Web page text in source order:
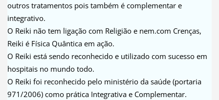
outros tratamentos pois também é complementar e
integrativo.
O Reiki não tem ligação com Religião e nem.com Crenças,
Reiki é Física Quântica em ação.
O Reiki está sendo reconhecido e utilizado com sucesso em
hospitais no mundo todo.
O Reiki foi reconhecido pelo ministério da saúde (portaria
971/2006) como prática Integrativa e Complementar.